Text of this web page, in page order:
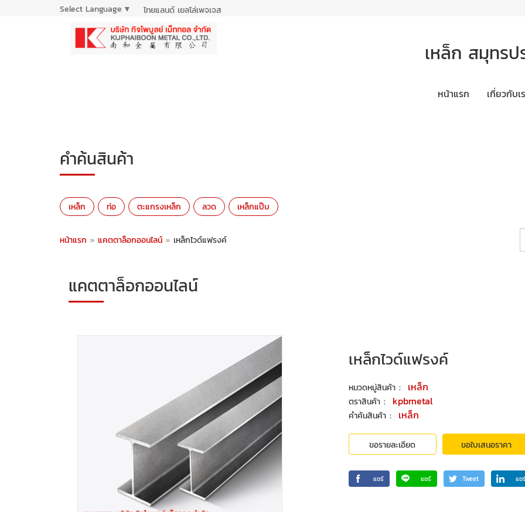
Select Language ▼ ไทยแลนด์ เยลโล่เพจเจส
เหล็ก สมุทร
หน้าแรก เกี่ยวกับเ
คำค้นสินค้า
เหล็ก ท่อ ตะแกรงเหล็ก ลวด เหล็กแป๊บ
หน้าแรก » แคตตาล็อกออนไลน์ » เหล็กไวด์แฟรงค์
แคตตาล็อกออนไลน์
เหล็กไวด์แฟรงค์
หมวดหมู่สินค้า: เหล็ก
ตราสินค้า: kpbmetal
คำค้นสินค้า: เหล็ก
ขอรายละเอียด ขอใบเสนอราคา
แชร์ แชร์ Tweet แช